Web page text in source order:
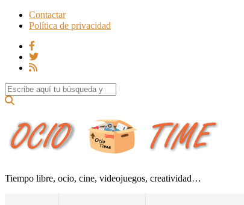
Contactar
Política de privacidad
Search for:
Tiempo libre, ocio, cine, videojuegos, creatividad…